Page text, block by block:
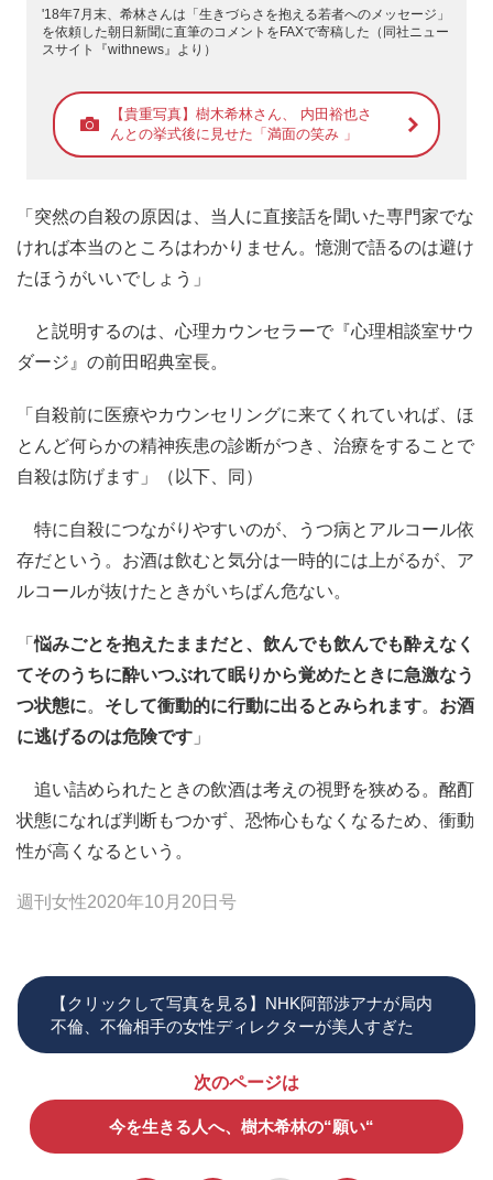
'18年7月末、希林さんは「生きづらさを抱える若者へのメッセージ」
を依頼した朝日新聞に直筆のコメントをFAXで寄稿した（同社ニュー
スサイト『withnews』より）
【貴重写真】樹木希林さん、 内田裕也さ
んとの挙式後に見せた「満面の笑み 」
「突然の自殺の原因は、当人に直接話を聞いた専門家でな
ければ本当のところはわかりません。憶測で語るのは避け
たほうがいいでしょう」
と説明するのは、心理カウンセラーで『心理相談室サウ
ダージ』の前田昭典室長。
「自殺前に医療やカウンセリングに来てくれていれば、ほ
とんど何らかの精神疾患の診断がつき、治療をすることで
自殺は防げます」（以下、同）
特に自殺につながりやすいのが、うつ病とアルコール依
存だという。お酒は飲むと気分は一時的には上がるが、ア
ルコールが抜けたときがいちばん危ない。
「悩みごとを抱えたままだと、飲んでも飲んでも酔えなく
てそのうちに酔いつぶれて眠りから覚めたときに急激なう
つ状態に。 そして衝動的に行動に出るとみられます。 お酒
に逃げるのは危険です 」
追い詰められたときの飲酒は考えの視野を狭める。酩酊
状態になれば判断もつかず、恐怖心もなくなるため、衝動
性が高くなるという。
週刊女性2020年10月20日号
【クリックして写真を見る】NHK阿部渉アナが局内
不倫、不倫相手の女性ディレクターが美人すぎた
次のページは
今を生きる人へ、樹木希林の“願い“